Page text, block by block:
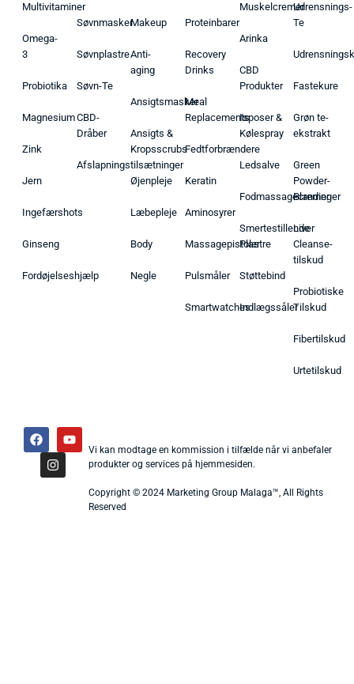
Multivitaminer
Omega-
3
Probiotika
Magnesium
Zink
Jern
Ingefærshots
Ginseng
Fordøjelseshjælp
Søvnmasker
Søvnplastre
Søvn-Te
CBD-
Dråber
Afslapningstilsætninger
Makeup
Anti-
aging
Ansigtsmasker
Ansigts &
Kropsscrubs
Øjenpleje
Læbepleje
Body
Negle
Proteinbarer
Recovery
Drinks
Meal
Replacements
Fedtforbrændere
Keratin
Aminosyrer
Massagepistoler
Pulsmåler
Smartwatches
Muskelcremer
Arinka
CBD
Produkter
Isposer &
Kølespray
Ledsalve
Fodmassagecremer
Smertestillende
Plastre
Støttebind
Indlægssåler
Udrensnings-
Te
Fastekure
Grøn te-
ekstrakt
Green
Powder-
Blandinger
Liver
Cleanse-
tilskud
Probiotiske
Tilskud
Fibertilskud
Urtetilskud
Vi kan modtage en kommission i tilfælde når vi anbefaler
produkter og services på hjemmesiden.
Copyright © 2024 Marketing Group Malaga™, All Rights
Reserved